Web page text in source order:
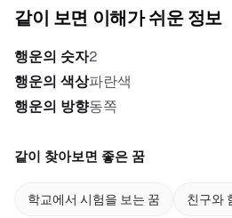
같이 보면 이해가 쉬운 정보
행운의 숫자2
행운의 색상파란색
행운의 방향동쪽
같이 찾아보면 좋은 꿈
학교에서 시험을 보는 꿈 친구와